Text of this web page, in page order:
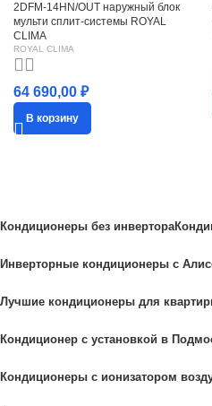
2DFM-14HN/OUT наружный блок
мульти сплит-системы ROYAL
CLIMA
ROYAL CLIMA
64 690,00 ₽
В корзину
Кондиционеры без инвертора
Инверторные кондиционеры с
Лучшие кондиционеры для
Кондиционер с установкой в
Кондиционеры с ионизатором